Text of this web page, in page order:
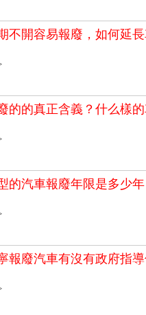
不開容易報廢，如何延
的的真正含義？什么樣
的汽車報廢年限是多少年
報廢汽車有沒有政府指